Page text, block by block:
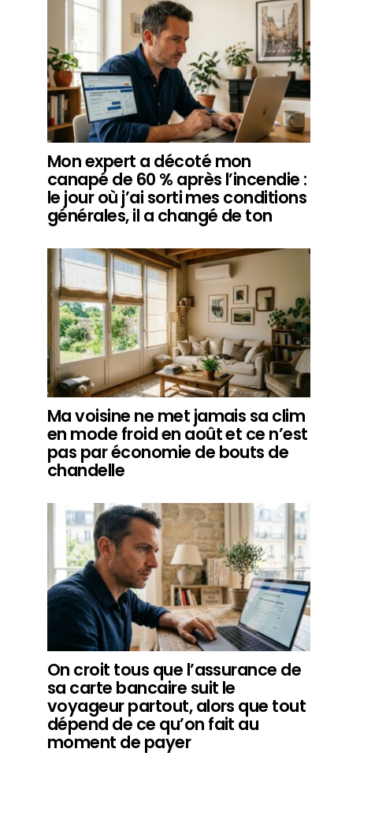
Mon expert a décoté mon
canapé de 60 % après l’incendie :
le jour où j’ai sorti mes conditions
générales, il a changé de ton
Ma voisine ne met jamais sa clim
en mode froid en août et ce n’est
pas par économie de bouts de
chandelle
On croit tous que l’assurance de
sa carte bancaire suit le
voyageur partout, alors que tout
dépend de ce qu’on fait au
moment de payer